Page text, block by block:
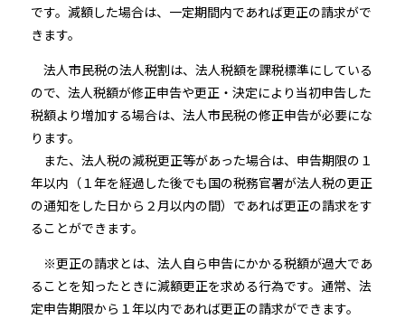
です。減額した場合は、一定期間内であれば更正の請求がで
きます。
法人市民税の法人税割は、法人税額を課税標準にしている
ので、法人税額が修正申告や更正・決定により当初申告した
税額より増加する場合は、法人市民税の修正申告が必要にな
ります。
また、法人税の減税更正等があった場合は、申告期限の１
年以内（１年を経過した後でも国の税務官署が法人税の更正
の通知をした日から２月以内の間）であれば更正の請求をす
ることができます。
※更正の請求とは、法人自ら申告にかかる税額が過大であ
ることを知ったときに減額更正を求める行為です。通常、法
定申告期限から１年以内であれば更正の請求ができます。